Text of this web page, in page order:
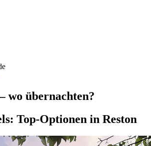
wo übernachten?
Top-Optionen in Reston